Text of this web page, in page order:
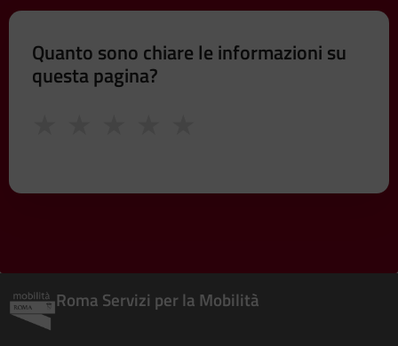
Quanto sono chiare le informazioni su
questa pagina?
Roma Servizi per la Mobilità